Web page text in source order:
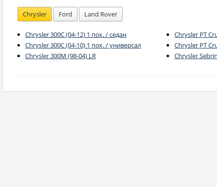
Chrysler Ford Land Rover
Chrysler 300C (04-12) 1 пок. / седан
Chrysler 300C (04-10) 1 пок. / универсал
Chrysler 300M (98-04) LR
Chrysler PT
Chrysler PT
Chrysler